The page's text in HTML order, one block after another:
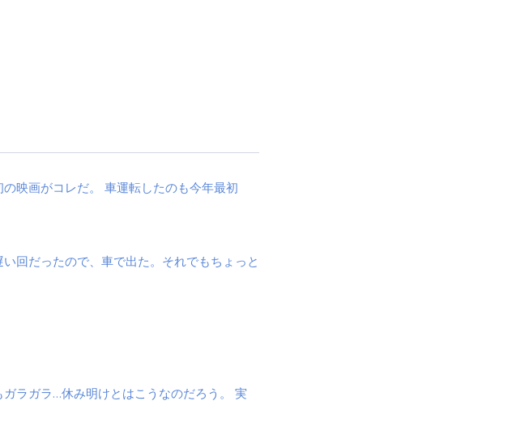
映画がコレだ。 車運転したのも今年最初
回だったので、車で出た。それでもちょっと
ラガラ…休み明けとはこうなのだろう。 実